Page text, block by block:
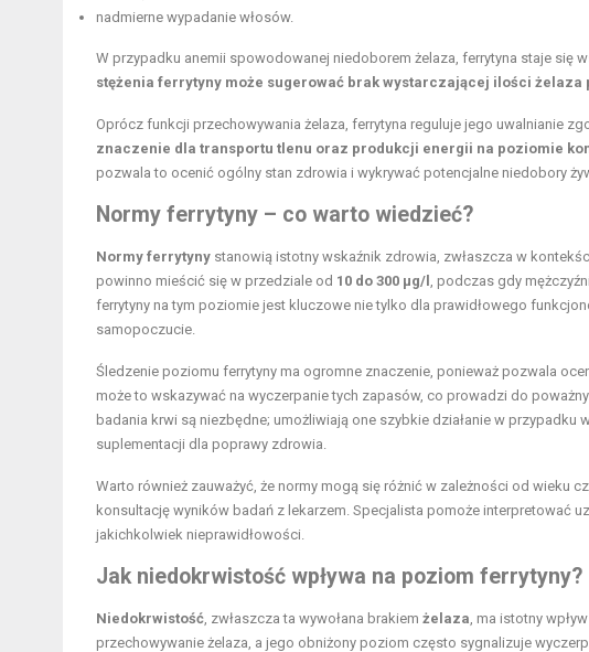
nadmierne wypadanie włosów.
W przypadku anemii spowodowanej niedoborem żelaza, ferrytyna staje się
stężenia ferrytyny może sugerować brak wystarczającej ilości
Oprócz funkcji przechowywania żelaza, ferrytyna reguluje jego uwalnianie
znaczenie dla transportu tlenu oraz produkcji energii na poziomie
pozwala to ocenić ogólny stan zdrowia i wykrywać potencjalne niedobory
Normy ferrytyny – co warto wiedzieć?
Normy ferrytyny stanowią istotny wskaźnik zdrowia, zwłaszcza w
powinno mieścić się w przedziale od 10 do 300 μg/l , podczas gdy
ferrytyny na tym poziomie jest kluczowe nie tylko dla prawidłowego
samopoczucie.
Śledzenie poziomu ferrytyny ma ogromne znaczenie, ponieważ pozwala
może to wskazywać na wyczerpanie tych zapasów, co prowadzi do
badania krwi są niezbędne; umożliwiają one szybkie działanie w przypadku
suplementacji dla poprawy zdrowia.
Warto również zauważyć, że normy mogą się różnić w zależności od wieku
konsultację wyników badań z lekarzem. Specjalista pomoże interpretować
jakichkolwiek nieprawidłowości.
Jak niedokrwistość wpływa na poziom ferrytyny?
Niedokrwistość , zwłaszcza ta wywołana brakiem żelaza , ma istotny
przechowywanie żelaza, a jego obniżony poziom często sygnalizuje